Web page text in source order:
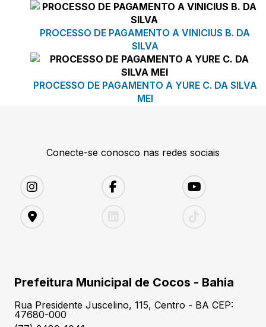
PROCESSO DE PAGAMENTO A VINICIUS B. DA
SILVA
PROCESSO DE PAGAMENTO A YURE C. DA SILVA
MEI
Conecte-se conosco nas redes sociais
Prefeitura Municipal de Cocos - Bahia
Rua Presidente Juscelino, 115, Centro - BA CEP:
47680-000